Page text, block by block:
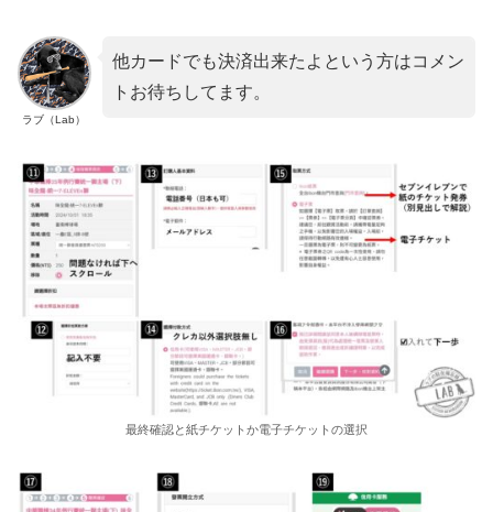
ラブ（Lab）
他カードでも決済出来たよという方はコメン
トお待ちしてます。
最終確認と紙チケットか電子チケットの選択